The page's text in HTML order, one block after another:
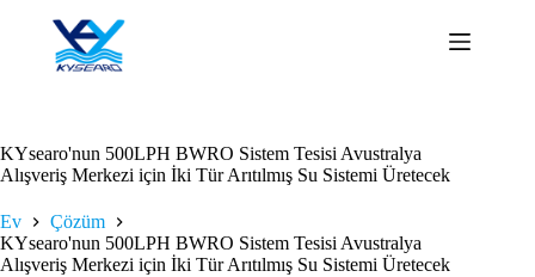
KYsearo'nun 500LPH BWRO Sistem Tesisi Avustralya
Alışveriş Merkezi için İki Tür Arıtılmış Su Sistemi Üretecek
Ev
Çözüm
KYsearo'nun 500LPH BWRO Sistem Tesisi Avustralya
Alışveriş Merkezi için İki Tür Arıtılmış Su Sistemi Üretecek